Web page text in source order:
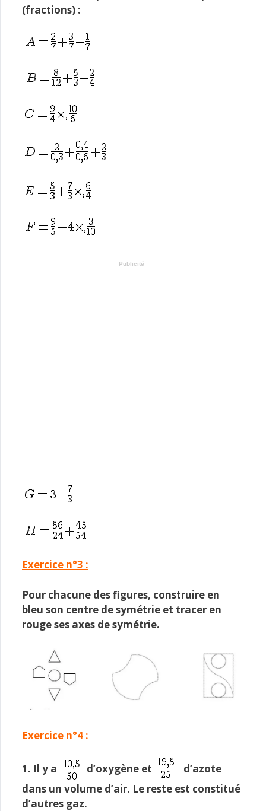
(fractions) :
Publicité
Exercice n°3 :
Pour chacune des figures, construire en
bleu son centre de symétrie et tracer en
rouge ses axes de symétrie.
Exercice n°4 :
1. Il y a d’oxygène et
d’azote
dans un volume d’air. Le reste est constitué
d’autres gaz.